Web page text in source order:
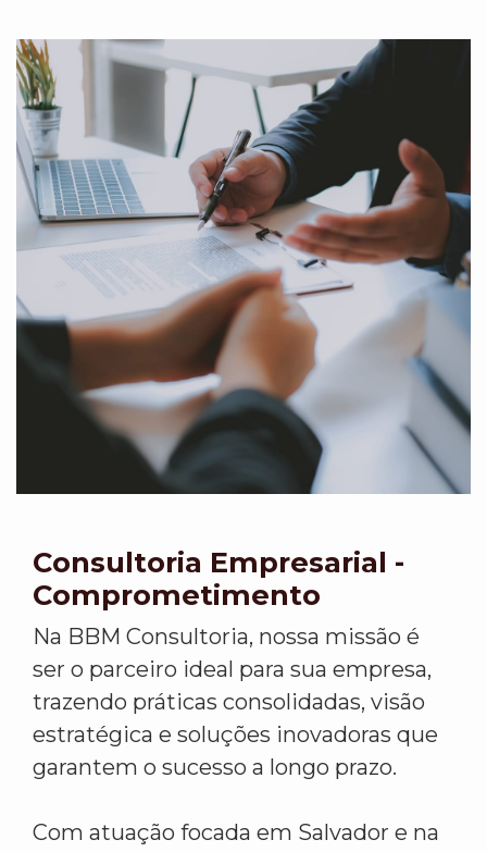
Consultoria Empresarial -
Comprometimento
Na BBM Consultoria, nossa missão é
ser o parceiro ideal para sua empresa,
trazendo práticas consolidadas, visão
estratégica e soluções inovadoras que
garantem o sucesso a longo prazo.
Com atuação focada em Salvador e na